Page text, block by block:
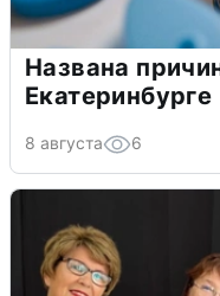
Названа
Екатеринбурге
8 августа 6